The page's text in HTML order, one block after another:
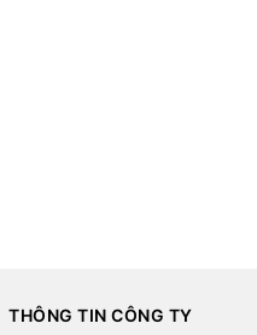
THÔNG TIN CÔNG TY